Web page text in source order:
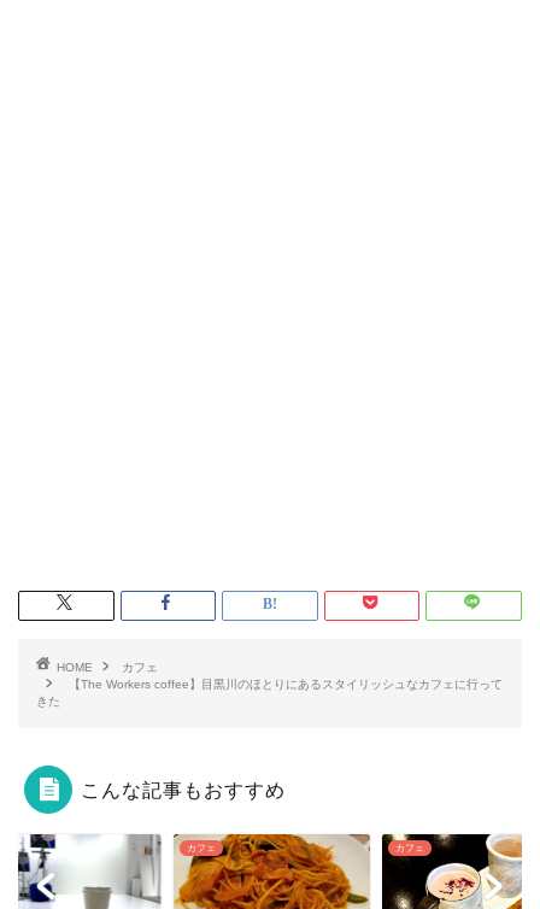
HOME
カフェ
【The Workers coffee】目黒川のほとりにあるスタイリッシュなカフェに行って
きた
こんな記事もおすすめ
カフェ カフェ